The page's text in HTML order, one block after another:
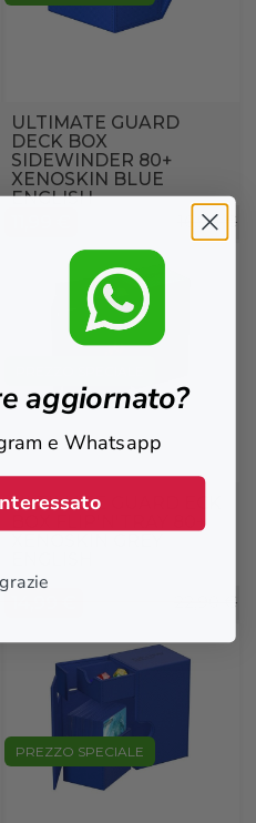
ULTIMATE GUARD
DECK BOX
SIDEWINDER 80+
XENOSKIN BLUE
ENGLISH
16,90 €
ULTIMATE GUARD ECK
BOX FLIP'N'TRAY 80+
22,90 €
PREZZO SPECIALE
aggiornato?
e Whatsapp